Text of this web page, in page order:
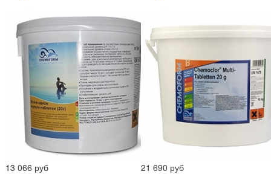
13 066 руб
21 690 руб